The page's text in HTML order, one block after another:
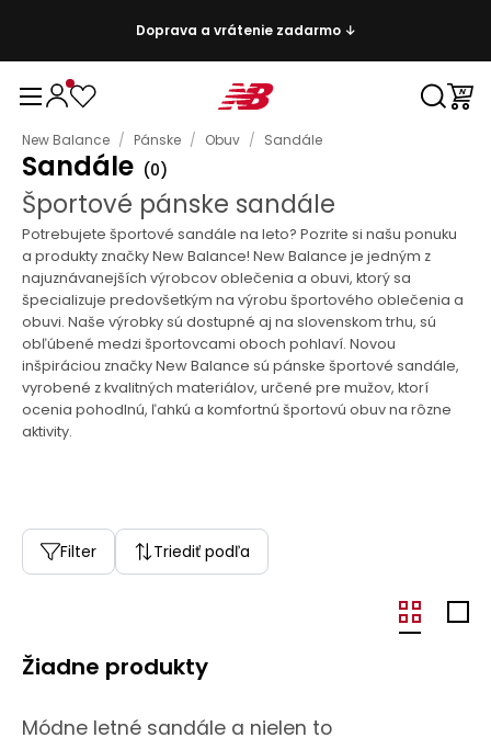
Doprava a vrátenie zadarmo ↓
New Balance / Pánske / Obuv / Sandále
Sandále (0)
Športové pánske sandále
Potrebujete športové sandále na leto? Pozrite si našu ponuku
a produkty značky New Balance! New Balance je jedným z
najuznávanejších výrobcov oblečenia a obuvi, ktorý sa
špecializuje predovšetkým na výrobu športového oblečenia a
obuvi. Naše výrobky sú dostupné aj na slovenskom trhu, sú
obľúbené medzi športovcami oboch pohlaví. Novou
inšpiráciou značky New Balance sú pánske športové sandále,
vyrobené z kvalitných materiálov, určené pre mužov, ktorí
ocenia pohodlnú, ľahkú a komfortnú športovú obuv na rôzne
aktivity.
Filter Triediť podľa
Žiadne produkty
Módne letné sandále a nielen to